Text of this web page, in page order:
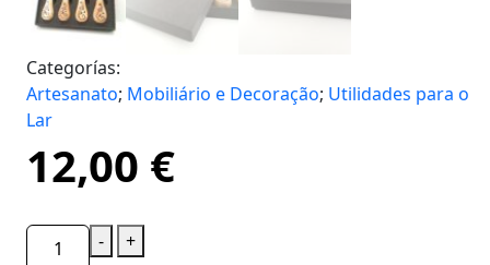
Categorías:
Artesanato; Mobiliário e Decoração; Utilidades para o
Lar
12,00 €
- +